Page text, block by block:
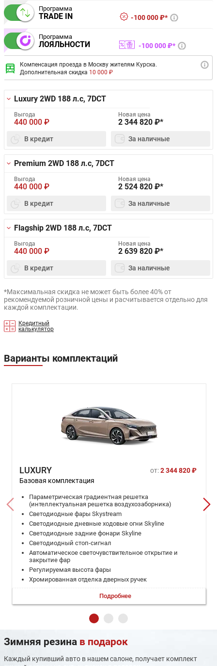
Программа
TRADE IN 100 000 ₽*
Программа
ЛОЯЛЬНОСТИ 100 000 ₽*
Компенсация проезда в Москву жителям Курска.
Дополнительная скидка 10 000 ₽
Luxury 2WD 188 л.с, 7DCT
Выгода
440 000 ₽
Новая цена
2 344 820 ₽*
В кредит За наличные
Premium 2WD 188 л.с, 7DCT
Выгода
440 000 ₽
Новая цена
2 524 820 ₽*
В кредит За наличные
Flagship 2WD 188 л.с, 7DCT
Выгода
440 000 ₽
Новая цена
2 639 820 ₽*
В кредит За наличные
*Максимальная скидка не может быть более 40% от
рекомендуемой розничной цены и расчитывается отдельно для
каждой комплектации.
Кредитный
калькулятор
Варианты комплектаций
LUXURY от:2 344 820 ₽
Базовая комплектация
Параметрическая градиентная решетка
(интеллектуальная решетка воздухозаборника)
Светодиодные фары Skystream
Светодиодные дневные ходовые огни Skyline
Cветодиодные задние фонари Skyline
Светодиодный стоп-сигнал
Автоматическое светочувствительное открытие и
закрытие фар
Регулируемая высота фары
Хромированная отделка дверных ручек
12,3-дюймовый цветной сенсорный бортовой
компьютер
7-дюймовая приборная панель
Подвесная конструкция центральной консоли
Хромированная внутренняя ручка двери
Автоматическая индукционная задняя дверь
Запуск одним ключом + вход без ключа
Подробнее
Зимняя резина в подарок
Каждый купивший авто в нашем салоне, получает комплект